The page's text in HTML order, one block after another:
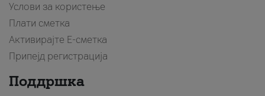
Услови за користење
Плати сметка
Активирајте Е-сметка
Припејд регистрација
Поддршка